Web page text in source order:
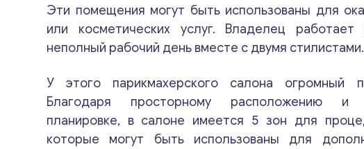
Ваши
Эти помещения могут быть использованы для
или косметических услуг. Владелец
неполный рабочий день вместе с двумя стилистами.
У этого парикмахерского салона огромный
Благодаря просторному расположению и
планировке, в салоне имеется 5 зон для
которые могут быть использованы для